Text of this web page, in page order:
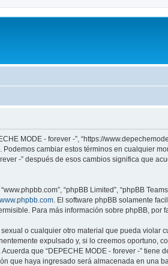
MODE - forever -”, “https://
cambiar estos términos en cualquier
-” después de esos cambios significa que
“phpBB Limited”, “phpBB
www.phpbb.com . El software phpBB solamente
Para más información sobre phpBB, por
o cualquier otro material que pueda violar
expulsado y, si lo creemos oportuno,
que “DEPECHE MODE - forever -” tiene
que haya ingresado será almacenada en una